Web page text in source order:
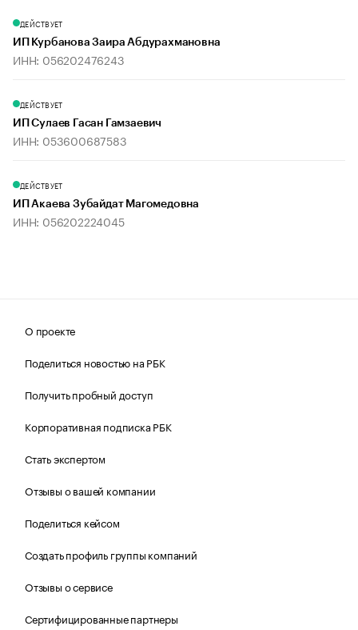
ДЕЙСТВУЕТ
ИП Курбанова Заира Абдурахмановна
ИНН: 056202476243
ДЕЙСТВУЕТ
ИП Сулаев Гасан Гамзаевич
ИНН: 053600687583
ДЕЙСТВУЕТ
ИП Акаева Зубайдат Магомедовна
ИНН: 056202224045
О проекте
Поделиться новостью на РБК
Получить пробный доступ
Корпоративная подписка РБК
Стать экспертом
Отзывы о вашей компании
Поделиться кейсом
Создать профиль группы компаний
Отзывы о сервисе
Сертифицированные партнеры